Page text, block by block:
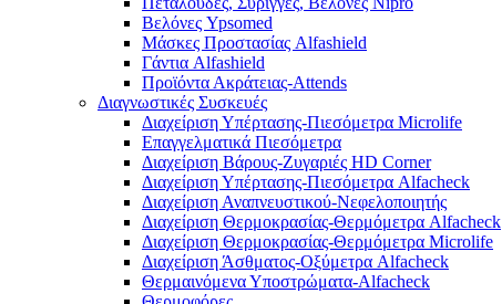
Βελόνες Ypsomed
Μάσκες Προστασίας Alfashield
Γάντια Alfashield
Προϊόντα Ακράτειας-Attends
Διαγνωστικές Συσκευές
Διαχείριση Υπέρτασης-Πιεσόμετρα Microlife
Επαγγελματικά Πιεσόμετρα
Διαχείριση Βάρους-Ζυγαριές HD Corner
Διαχείριση Υπέρτασης-Πιεσόμετρα Alfacheck
Διαχείριση Αναπνευστικού-Νεφελοποιητής
Διαχείριση Θερμοκρασίας-Θερμόμετρα Alfacheck
Διαχείριση Θερμοκρασίας-Θερμόμετρα Microlife
Διαχείριση Άσθματος-Οξύμετρα Alfacheck
Θερμαινόμενα Υποστρώματα-Alfacheck